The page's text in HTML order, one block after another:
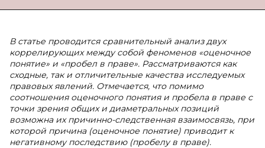
В статье проводится сравнительный анализ двух
коррелирующих между собой феноменов «оценочное
понятие» и «пробел в праве». Рассматриваются как
сходные, так и отличительные качества исследуемых
правовых явлений. Отмечается, что помимо
соотношения оценочного понятия и пробела в праве с
точки зрения общих и диаметральных позиций
возможна их причинно-следственная взаимосвязь, при
которой причина (оценочное понятие) приводит к
негативному последствию (пробелу в праве).